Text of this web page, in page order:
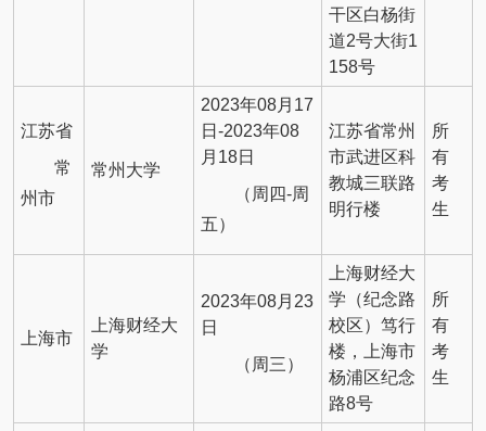
干区白杨街
道2号大街1
158号
江苏省
常
州市
常州大学
2023年08月17
日-2023年08
月18日
（周四-周
五）
江苏省常州
市武进区科
教城三联路
明行楼
所
有
考
生
上海市
上海财经大
学
2023年08月23
日
（周三）
上海财经大
学（纪念路
校区）笃行
楼，上海市
杨浦区纪念
路8号
所
有
考
生